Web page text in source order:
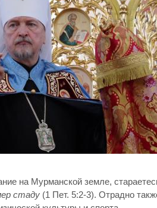
на Мурманской земле,
стаду (1 Пет. 5:2-3). Отрадно